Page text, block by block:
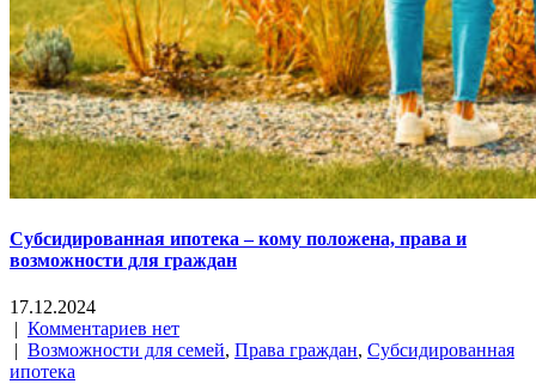
Субсидированная ипотека – кому положена, права и
возможности для граждан
17.12.2024
| Комментариев нет
| Возможности для семей, Права граждан, Субсидированная
ипотека